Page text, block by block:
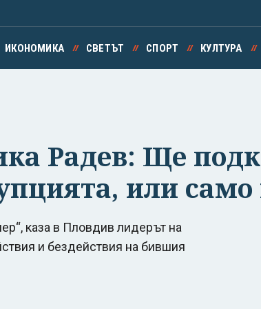
ИКОНОМИКА СВЕТЪТ СПОРТ КУЛТУРА
Радев: Ще
или само
каза в Пловдив лидерът на
и бездействия на бившия